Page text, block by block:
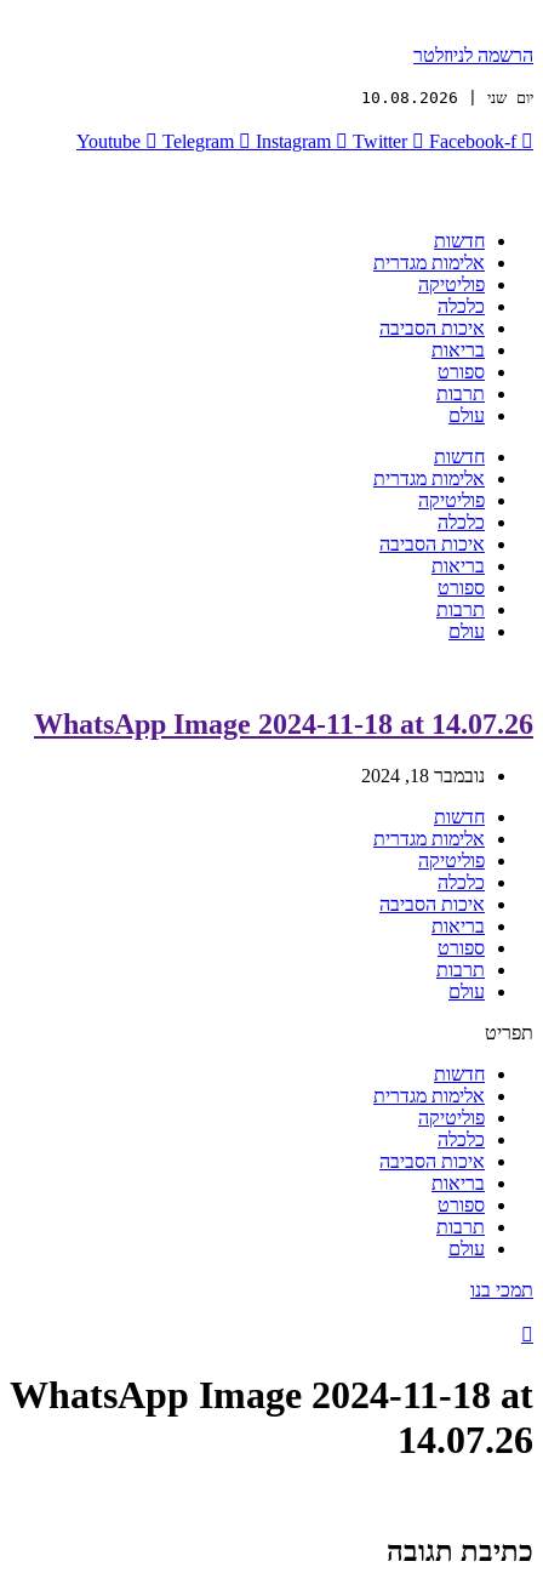
הרשמה לניוזלטר
יום שני | 10.08.2026
Youtube Telegram Instagram Twitter Facebook-f
חדשות
אלימות מגדרית
פוליטיקה
כלכלה
איכות הסביבה
בריאות
ספורט
תרבות
עולם
חדשות
אלימות מגדרית
פוליטיקה
כלכלה
איכות הסביבה
בריאות
ספורט
תרבות
עולם
WhatsApp Image 2024-11-18 at 14.07.26
נובמבר 18, 2024
חדשות
אלימות מגדרית
פוליטיקה
כלכלה
איכות הסביבה
בריאות
ספורט
תרבות
עולם
תפריט
חדשות
אלימות מגדרית
פוליטיקה
כלכלה
איכות הסביבה
בריאות
ספורט
תרבות
עולם
תמכי בנו
WhatsApp Image 2024-11-18 at
14.07.26
כתיבת תגובה